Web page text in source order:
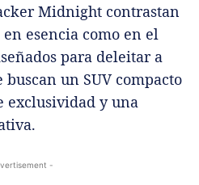
Midnight contrastan
esencia como en el
para deleitar a
un SUV compacto
exclusividad y una
-